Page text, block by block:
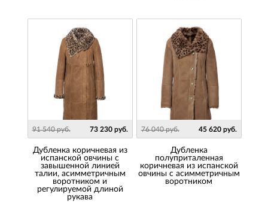
91 540 руб. 73 230 руб.
Дубленка коричневая из
испанской овчины с
завышенной линией
талии, асимметричным
воротником и
регулируемой длиной
рукава
76 040 руб. 45 620 руб.
Дубленка
полуприталенная
коричневая из испанской
овчины с асимметричным
воротником